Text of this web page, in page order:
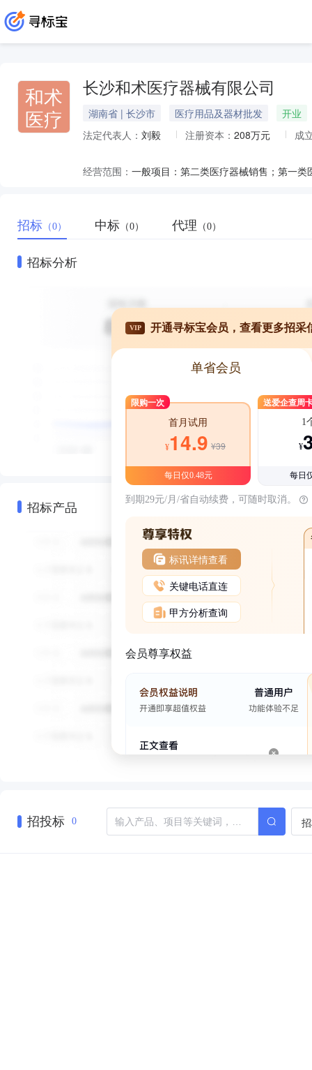
和术
医疗
长沙和术医疗器械有限公司
湖南省 | 长沙市 医疗用品及器材批发
开业
法定代表人： 刘毅 注册资本： 208万元 成
经营范围：
招标 （0） 中标 （0） 代理 （0）
招标分析
招标产品
VIP 开通寻标宝会员，查看更多招采
单省会员
限购一次
首月试用
¥14.9 ¥39
每日仅0.48元
送爱企查周
1
¥
每日
到期29元/月/省自动续费，可随时取消。
标讯详情查看
关键电话直连
甲方分析查询
会员尊享权益
招投标 0